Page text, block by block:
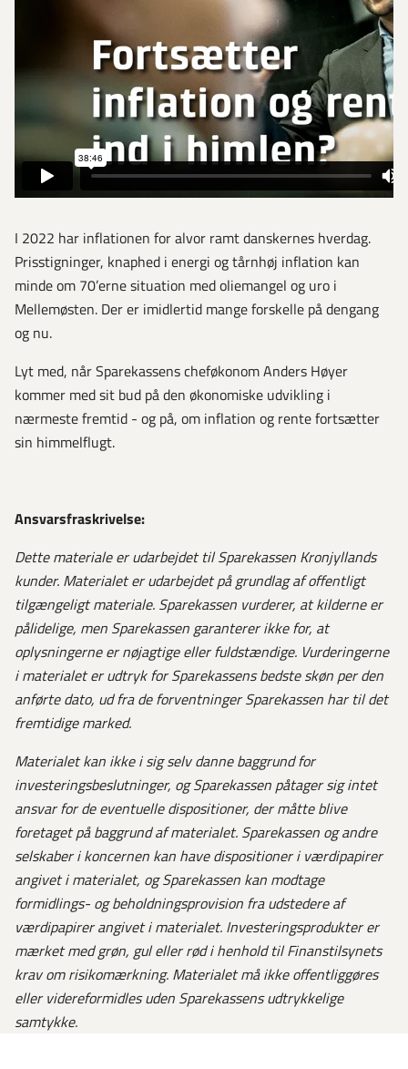
I 2022 har inflationen for alvor ramt danskernes hverdag.
Prisstigninger, knaphed i energi og tårnhøj inflation kan
minde om 70’erne situation med oliemangel og uro i
Mellemøsten. Der er imidlertid mange forskelle på dengang
og nu.
Lyt med, når Sparekassens cheføkonom Anders Høyer
kommer med sit bud på den økonomiske udvikling i
nærmeste fremtid - og på, om inflation og rente fortsætter
sin himmelflugt.
Ansvarsfraskrivelse:
Dette materiale er udarbejdet til Sparekassen Kronjyllands
kunder. Materialet er udarbejdet på grundlag af offentligt
tilgængeligt materiale. Sparekassen vurderer, at kilderne er
pålidelige, men Sparekassen garanterer ikke for, at
oplysningerne er nøjagtige eller fuldstændige. Vurderingerne
i materialet er udtryk for Sparekassens bedste skøn per den
anførte dato, ud fra de forventninger Sparekassen har til det
fremtidige marked.
Materialet kan ikke i sig selv danne baggrund for
investeringsbeslutninger, og Sparekassen påtager sig intet
ansvar for de eventuelle dispositioner, der måtte blive
foretaget på baggrund af materialet. Sparekassen og andre
selskaber i koncernen kan have dispositioner i værdipapirer
angivet i materialet, og Sparekassen kan modtage
formidlings- og beholdningsprovision fra udstedere af
værdipapirer angivet i materialet. Investeringsprodukter er
mærket med grøn, gul eller rød i henhold til Finanstilsynets
krav om risikomærkning. Materialet må ikke offentliggøres
eller videreformidles uden Sparekassens udtrykkelige
samtykke.